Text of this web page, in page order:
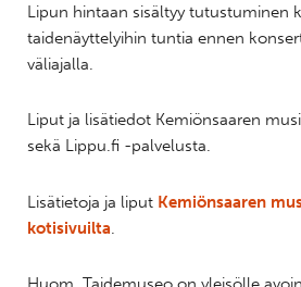
Lipun hintaan sisältyy tutustuminen
taidenäyttelyihin tuntia ennen
väliajalla.
Liput ja lisätiedot Kemiönsaaren
sekä Lippu.fi -palvelusta.
Lisätietoja ja liput Kemiönsaaren
kotisivuilta.